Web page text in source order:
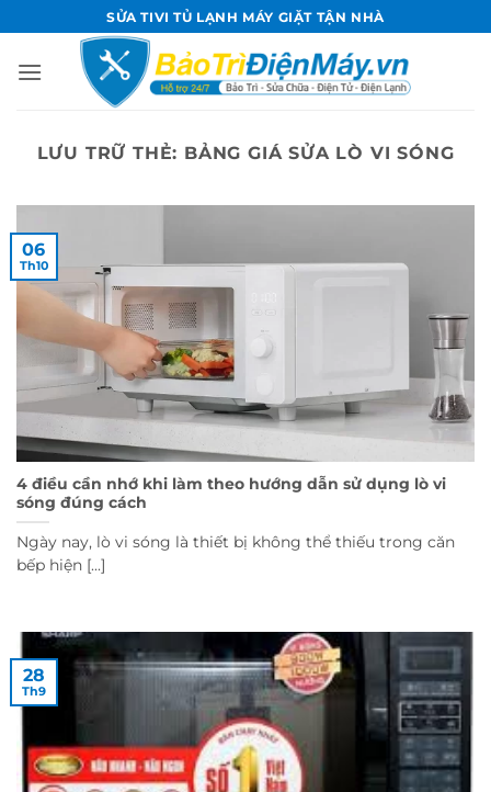
qua
nội
SỬA TIVI TỦ LẠNH MÁY GIẶT TẬN NHÀ
LƯU TRỮ THẺ: BẢNG GIÁ SỬA LÒ VI SÓNG
4 điều cần nhớ khi làm theo hướng dẫn sử dụng lò vi
sóng đúng cách
Ngày nay, lò vi sóng là thiết bị không thể thiếu trong căn
bếp hiện [...]
06
Th10
28
Th9